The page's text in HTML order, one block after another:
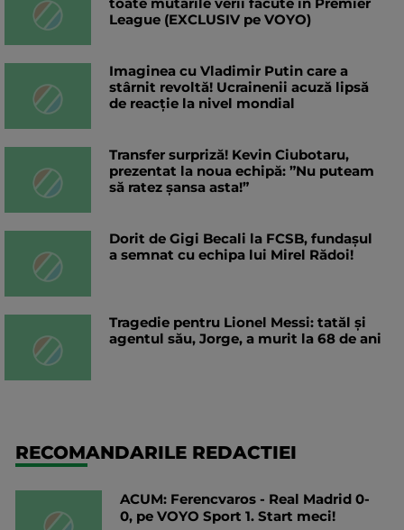
toate mutările verii făcute în Premier
League (EXCLUSIV pe VOYO)
Imaginea cu Vladimir Putin care a
stârnit revoltă! Ucrainenii acuză lipsă
de reacție la nivel mondial
Transfer surpriză! Kevin Ciubotaru,
prezentat la noua echipă: ”Nu puteam
să ratez șansa asta!”
Dorit de Gigi Becali la FCSB, fundașul
a semnat cu echipa lui Mirel Rădoi!
Tragedie pentru Lionel Messi: tatăl și
agentul său, Jorge, a murit la 68 de ani
RECOMANDARILE REDACTIEI
ACUM: Ferencvaros - Real Madrid 0-
0, pe VOYO Sport 1. Start meci!